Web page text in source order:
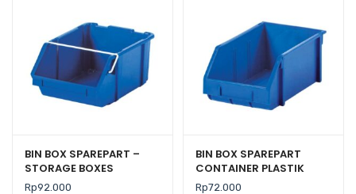
BIN BOX SPAREPART –
STORAGE BOXES
INDUSTRI RABBIT 4022
Rp92.000
BIN BOX SPAREPART
CONTAINER PLASTIK
INDUSTRI RABBIT 0222
Rp72.000